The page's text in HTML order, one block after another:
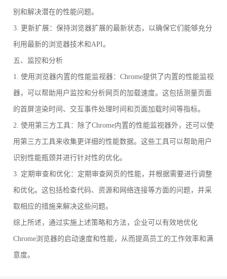
别和解决潜在的性能问题。
3. 更新扩展：保持浏览器扩展的最新状态，以确保它们能够充分
利用最新的浏览器技术和API。
五、监控和分析
1. 使用浏览器内置的性能监视器：Chrome提供了内置的性能监视
器，可以帮助用户监控和分析网页的加载速度。这包括测量页面
的首屏渲染时间、交互事件处理时间和页面加载时间等指标。
2. 使用第三方工具：除了Chrome内置的性能监视器外，还可以使
用第三方工具来收集更详细的性能数据。这些工具可以帮助用户
识别性能瓶颈并进行针对性的优化。
3. 定期审查和优化：定期审查网页的性能，并根据需要进行调整
和优化。这包括检查代码、资源和网络连接等方面的问题，并采
取相应的措施来解决这些问题。
综上所述，通过实施上述策略和方法，企业可以有效地优化
Chrome浏览器的启动速度和性能，从而提高员工的工作效率和满
意度。